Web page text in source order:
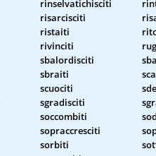
rinselvatichisciti
risarcisciti
ristaiti
rivinciti
sbalordisciti
sbraiti
scuociti
sgradisciti
soccombiti
sopraccresciti
sorbiti